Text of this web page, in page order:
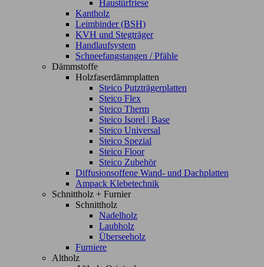
Haustürfriese
Kantholz
Leimbinder (BSH)
KVH und Stegträger
Handlaufsystem
Schneefangstangen / Pfähle
Dämmstoffe
Holzfaserdämmplatten
Steico Putzträgerplatten
Steico Flex
Steico Therm
Steico Isorel | Base
Steico Universal
Steico Spezial
Steico Floor
Steico Zubehör
Diffusionsoffene Wand- und Dachplatten
Ampack Klebetechnik
Schnittholz + Furnier
Schnittholz
Nadelholz
Laubholz
Überseeholz
Furniere
Altholz